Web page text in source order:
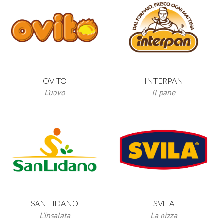
OVITO
L'uovo
INTERPAN
Il pane
SAN LIDANO
L'insalata
SVILA
La pizza